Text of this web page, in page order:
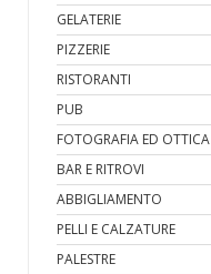
GELATERIE
PIZZERIE
RISTORANTI
PUB
FOTOGRAFIA ED OTTICA
BAR E RITROVI
ABBIGLIAMENTO
PELLI E CALZATURE
PALESTRE